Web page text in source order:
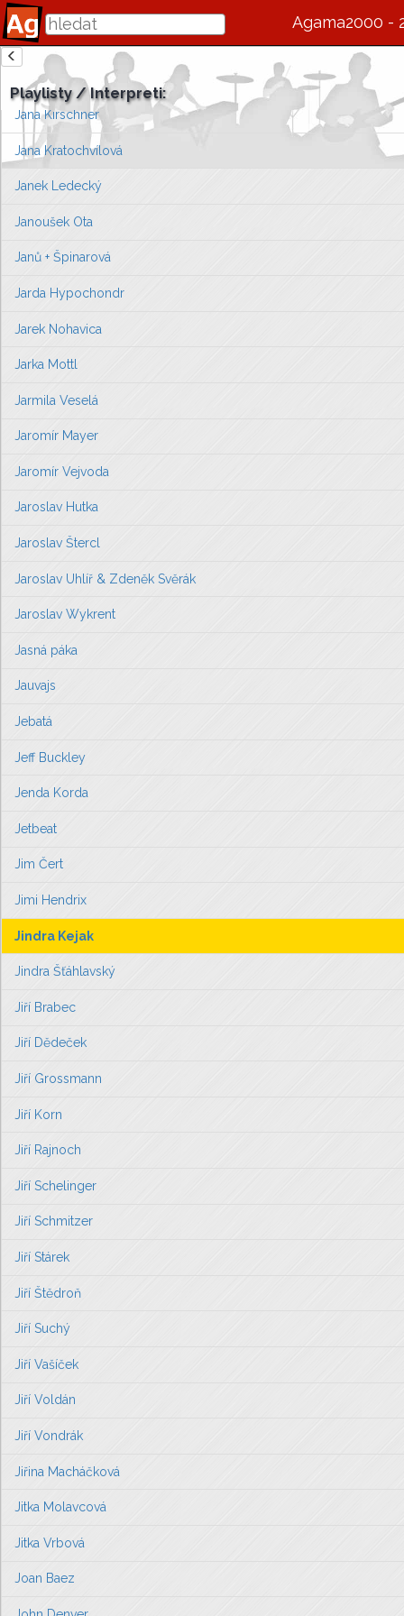
Agama2000 -
zde se bude v budoucnu zobrazovat informace o interpretovi /
Vlevo vyberte píseň, kterou chcete zobrazit
nebo můžete přejít na úvodní stránku ...
Playlisty / Interpreti:
Jan Nedvěd
Jan Tříska
Jana Fabiánová
Jana Kirschner
Jana Kratochvílová
Janek Ledecký
Janoušek Ota
Janů + Špinarová
Jarda Hypochondr
Jarek Nohavica
Jarka Mottl
Jarmila Veselá
Jaromír Mayer
Jaromír Vejvoda
Jaroslav Hutka
Jaroslav Štercl
Jaroslav Uhlíř & Zdeněk Svěrák
Jaroslav Wykrent
Jasná páka
Jauvajs
Jebatá
Jeff Buckley
Jenda Korda
Jetbeat
Jim Čert
Jimi Hendrix
Jindra Kejak
Jindra Šťáhlavský
Jiří Brabec
Jiří Dědeček
Jiří Grossmann
Jiří Korn
Jiří Rajnoch
Jiří Schelinger
Jiří Schmitzer
Jiří Stárek
Jiří Štědroň
Jiří Suchý
Jiří Vašíček
Jiří Voldán
Jiří Vondrák
Jiřina Macháčková
Jitka Molavcová
Jitka Vrbová
Joan Baez